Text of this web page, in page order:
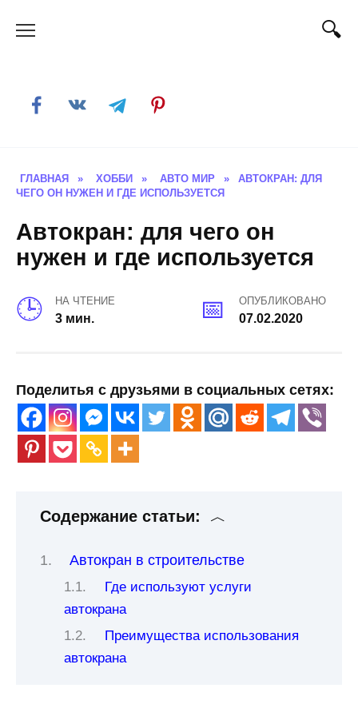
ГЛАВНАЯ » ХОББИ » АВТО МИР »
АВТОКРАН: ДЛЯ
ЧЕГО ОН НУЖЕН И ГДЕ ИСПОЛЬЗУЕТСЯ
Автокран: для чего он
нужен и где используется
НА ЧТЕНИЕ
3 мин.
ОПУБЛИКОВАНО
07.02.2020
Поделитья с друзьями в социальных сетях:
Содержание статьи:
Автокран в строительстве
Где используют услуги
автокрана
Преимущества использования
автокрана